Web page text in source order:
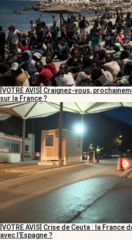
[VOTRE AVIS] Craignez-vous,
sur la France ?
[VOTRE AVIS] Crise de Ceuta : la
avec l’Espagne ?